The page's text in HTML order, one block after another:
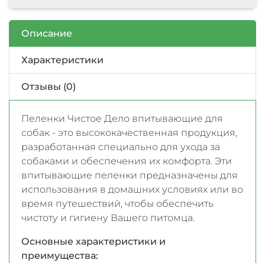
Описание
Характеристики
Отзывы (0)
Пеленки Чистое Дело впитывающие для
собак - это высококачественная продукция,
разработанная специально для ухода за
собаками и обеспечения их комфорта. Эти
впитывающие пеленки предназначены для
использования в домашних условиях или во
время путешествий, чтобы обеспечить
чистоту и гигиену Вашего питомца.
Основные характеристики и
преимущества: